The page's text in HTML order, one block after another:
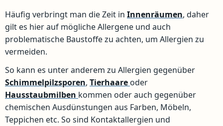
Häufig verbringt man die Zeit in Innenräumen, daher
gilt es hier auf mögliche Allergene und auch
problematische Baustoffe zu achten, um Allergien zu
vermeiden.
So kann es unter anderem zu Allergien gegenüber
Schimmelpilzsporen, Tierhaare oder
Hausstaubmilben kommen oder auch gegenüber
chemischen Ausdünstungen aus Farben, Möbeln,
Teppichen etc. So sind Kontaktallergien und